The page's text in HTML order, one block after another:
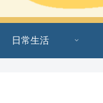
日常生活